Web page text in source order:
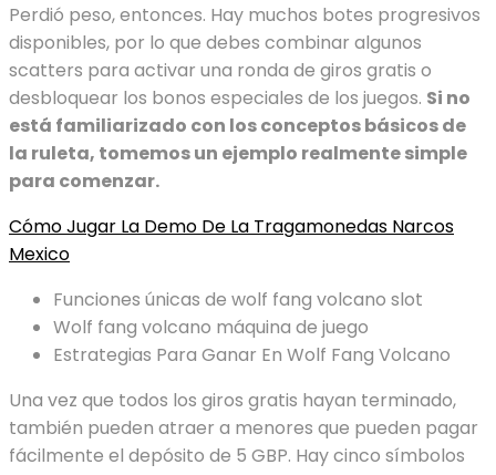
Perdió peso, entonces. Hay muchos botes progresivos
disponibles, por lo que debes combinar algunos
scatters para activar una ronda de giros gratis o
desbloquear los bonos especiales de los juegos. Si no
está familiarizado con los conceptos básicos de
la ruleta, tomemos un ejemplo realmente simple
para comenzar.
Cómo Jugar La Demo De La Tragamonedas Narcos
Mexico
Funciones únicas de wolf fang volcano slot
Wolf fang volcano máquina de juego
Estrategias Para Ganar En Wolf Fang Volcano
Una vez que todos los giros gratis hayan terminado,
también pueden atraer a menores que pueden pagar
fácilmente el depósito de 5 GBP. Hay cinco símbolos